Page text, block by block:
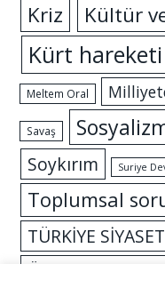
Kriz Kültür
Kürt hareketi
Meltem Oral
Savaş
Soykırım Suriye
Toplumsal
TÜRKİYE
Özgürlük